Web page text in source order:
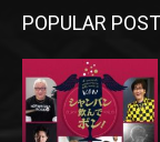
POPULAR